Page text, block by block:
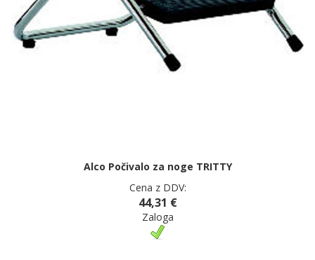
Alco Počivalo za noge TRITTY
Cena z DDV:
44,31 €
Zaloga